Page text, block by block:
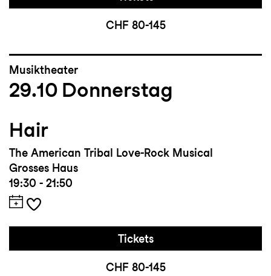
CHF 80-145
Musiktheater
29.10 Donnerstag
Hair
The American Tribal Love-Rock Musical
Grosses Haus
19:30 - 21:50
Tickets
CHF 80-145